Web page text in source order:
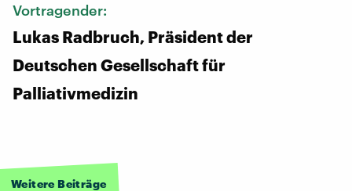
Vortragender:
Lukas Radbruch, Präsident der
Deutschen Gesellschaft für
Palliativmedizin
Weitere Beiträge